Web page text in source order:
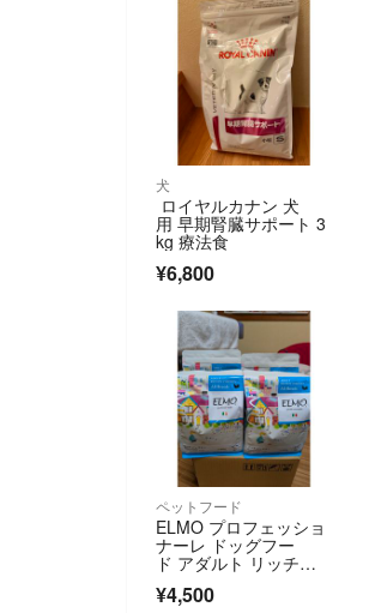
犬
ロイヤルカナン 犬
用 早期腎臓サポート 3
kg 療法食
¥6,800
ペットフード
ELMO プロフェッショ
ナーレ ドッグフー
ド アダルト リッチイ
ーズ 成犬用 800g
¥4,500